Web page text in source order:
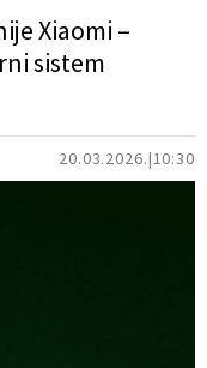
20.03.2026. 10:30
Xiaomi –
sistem